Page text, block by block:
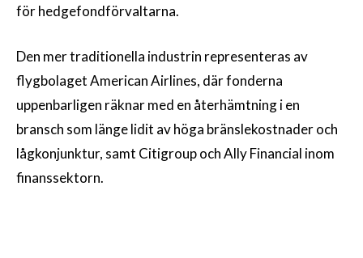
för hedgefondförvaltarna.
Den mer traditionella industrin representeras av
flygbolaget American Airlines, där fonderna
uppenbarligen räknar med en återhämtning i en
bransch som länge lidit av höga bränslekostnader och
lågkonjunktur, samt Citigroup och Ally Financial inom
finanssektorn.